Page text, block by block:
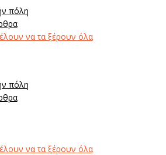
πόλη
να τα ξέρουν όλα
πόλη
να τα ξέρουν όλα